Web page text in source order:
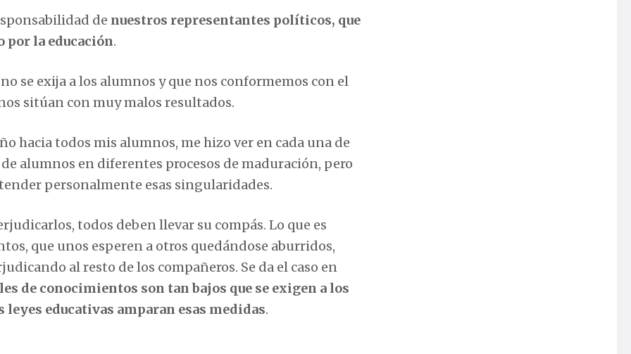
de nuestros representantes políticos, que
por la educación.
se exija a los alumnos y que nos conformemos con el
sitúan con muy malos resultados.
hacia todos mis alumnos, me hizo ver en cada una de
alumnos en diferentes procesos de maduración, pero
personalmente esas singularidades.
todos deben llevar su compás. Lo que es
que unos esperen a otros quedándose aburridos,
al resto de los compañeros. Se da el caso en
de conocimientos son tan bajos que se exigen a los
leyes educativas amparan esas medidas.